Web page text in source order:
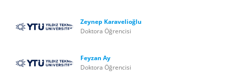
Zeynep Karavelioğlu
Doktora Öğrencisi
Feyzan Ay
Doktora Öğrencisi